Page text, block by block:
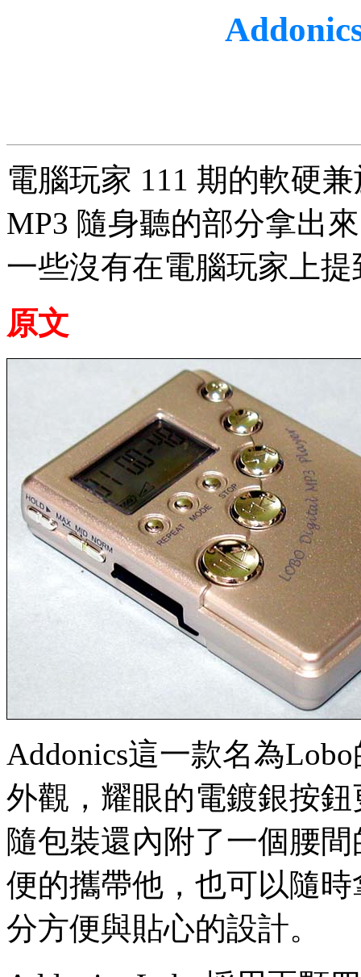
電腦玩家 111 期的軟硬
MP3 隨身聽的部分拿出
一些沒有在電腦玩家上
原文
Addonics這一款名為
外觀，耀眼的電鍍銀按
隨包裝還內附了一個腰
便的攜帶他，也可以隨
分方便與貼心的設計。